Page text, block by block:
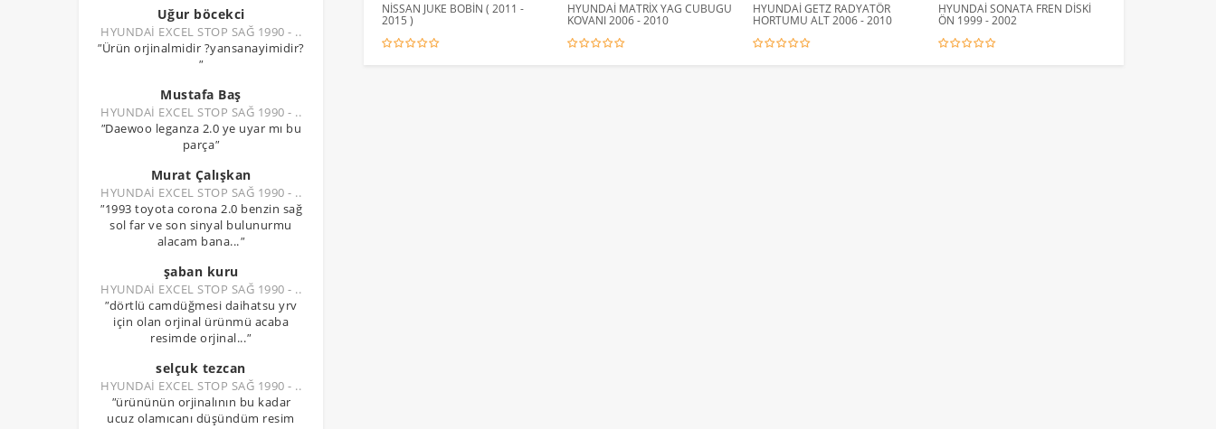
Uğur böcekci
HYUNDAİ EXCEL STOP SAĞ 1990 - ..
"Ürün orjinalmidir ?yansanayimidir?
"
Mustafa Baş
HYUNDAİ EXCEL STOP SAĞ 1990 - ..
"Daewoo leganza 2.0 ye uyar mı bu
parça"
Murat Çalışkan
HYUNDAİ EXCEL STOP SAĞ 1990 - ..
"1993 toyota corona 2.0 benzin sağ
sol far ve son sinyal bulunurmu
alacam bana..."
şaban kuru
HYUNDAİ EXCEL STOP SAĞ 1990 - ..
"dörtlü camdüğmesi daihatsu yrv
için olan orjinal ürünmü acaba
resimde orjinal..."
selçuk tezcan
HYUNDAİ EXCEL STOP SAĞ 1990 - ..
"ürününün orjinalının bu kadar
ucuz olamıcanı düşündüm resim
NİSSAN JUKE BOBİN ( 2011 -
2015 )
HYUNDAİ MATRİX YAG CUBUGU
KOVANI 2006 - 2010
HYUNDAİ GETZ RADYATÖR
HORTUMU ALT 2006 - 2010
HYUNDAİ SONATA FREN DİSKİ
ÖN 1999 - 2002